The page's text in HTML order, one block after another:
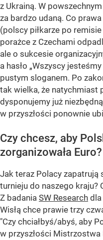
z Ukrainą. W
za bardzo udaną. Co
(polscy piłkarze po
porażce z Czechami
ale o sukcesie
a hasło „Wszyscy
pustym sloganem. Po
tak wielka, że natychmiast
dysponujemy już
w przyszłości ponownie
Czy chcesz, aby
zorganizowała Euro?
Jak teraz Polacy zapatrują
turnieju do naszego kraju?
Z badania SW Research dla
Wisłą chce prawie trzy
"Czy chciałbyś/abyś, aby
w przyszłości Mistrzostwa